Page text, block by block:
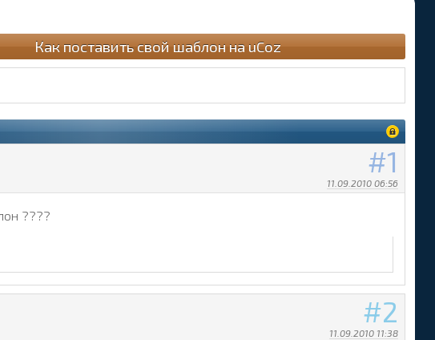
Как поставить свой шаблон на uCoz
1
11.09.2010 06:56
????
2
11.09.2010 11:38